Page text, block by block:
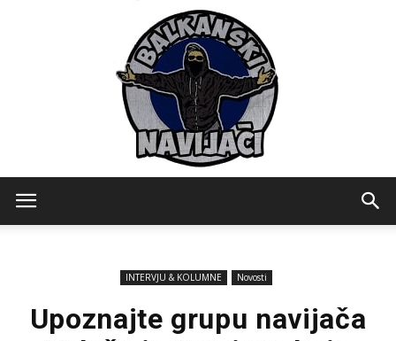
INTERVJU & KOLUMNE Novosti
Upoznajte grupu navijača